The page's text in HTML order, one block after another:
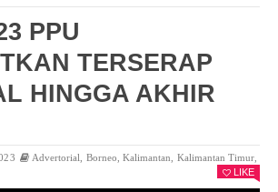
PPU
TERSERAP
HINGGA AKHIR
Advertorial Borneo ,Kalimantan ,Kalimantan Timur
LIKE